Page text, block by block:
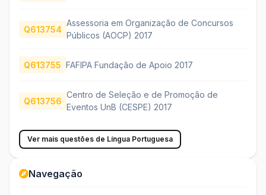
Q613754
Assessoria em Organização de Concursos
Públicos (AOCP) 2017
Q613755 FAFIPA Fundação de Apoio 2017
Q613756
Centro de Seleção e de Promoção de
Eventos UnB (CESPE) 2017
Ver mais questões de Língua Portuguesa
Navegação